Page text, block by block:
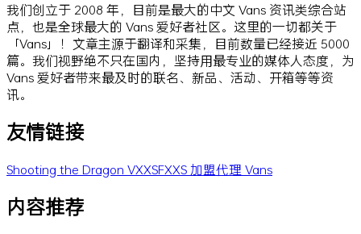
我们创立于 2008 年，目前是最大的中文 Vans 资讯类综合站
点，也是全球最大的 Vans 爱好者社区。这里的一切都关于
「Vans」！文章主源于翻译和采集，目前数量已经接近 5000
篇。我们视野绝不只在国内，坚持用最专业的媒体人态度，为
Vans 爱好者带来最及时的联名、新品、活动、开箱等等资
讯。
友情链接
Shooting the Dragon VXXSFXXS加盟代理 Vans
内容推荐